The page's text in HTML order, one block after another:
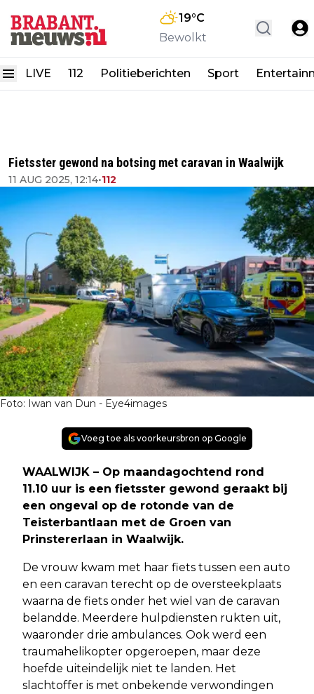
19°C
Bewolkt
LIVE 112 Politieberichten Sport
Fietsster gewond na botsing met caravan in Waalwijk
11 AUG 2025, 12:14•112
Foto: Iwan van Dun - Eye4images
Voeg toe als voorkeursbron op Google
WAALWIJK – Op maandagochtend rond
11.10 uur is een fietsster gewond geraakt bij
een ongeval op de rotonde van de
Teisterbantlaan met de Groen van
Prinstererlaan in Waalwijk.
De vrouw kwam met haar fiets tussen een auto
en een caravan terecht op de oversteekplaats
waarna de fiets onder het wiel van de caravan
belandde. Meerdere hulpdiensten rukten uit,
waaronder drie ambulances. Ook werd een
traumahelikopter opgeroepen, maar deze
hoefde uiteindelijk niet te landen. Het
slachtoffer is met onbekende verwondingen